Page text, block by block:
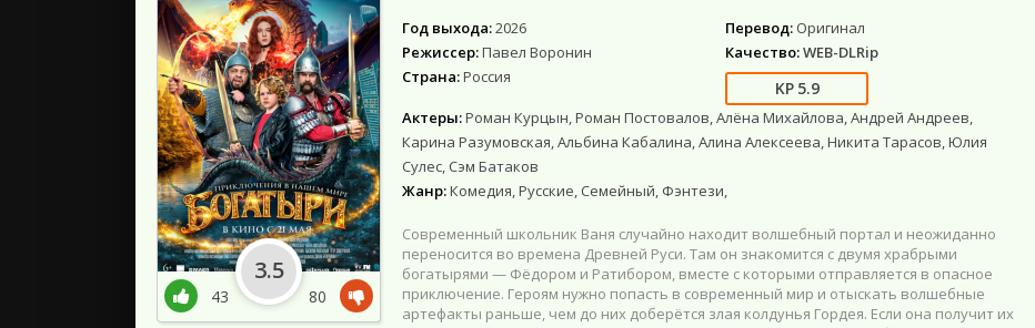
Год выхода:2026
Режиссер:Павел Воронин
Страна:Россия
Перевод: Оригинал
Качество:WEB-DLRip
5.9
Актеры:Роман Курцын, Роман Постовалов, Алёна Михайлова, Андрей Андреев,
Карина Разумовская, Альбина Кабалина, Алина Алексеева, Никита Тарасов, Юлия
Сулес, Сэм Батаков
Жанр:Комедия, Русские, Семейный, Фэнтези,
Современный школьник Ваня случайно находит волшебный портал и неожиданно
переносится во времена Древней Руси. Там он знакомится с двумя храбрыми
богатырями — Фёдором и Ратибором, вместе с которыми отправляется в опасное
приключение. Героям нужно попасть в современный мир и отыскать волшебные
артефакты раньше, чем до них доберётся злая колдунья Гордея. Если она получит их
43
3.5
80